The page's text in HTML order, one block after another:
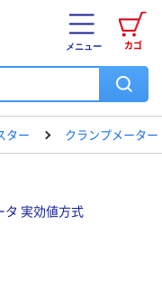
カゴ
メニュー
ター クランプメーター
タ 実効値方式